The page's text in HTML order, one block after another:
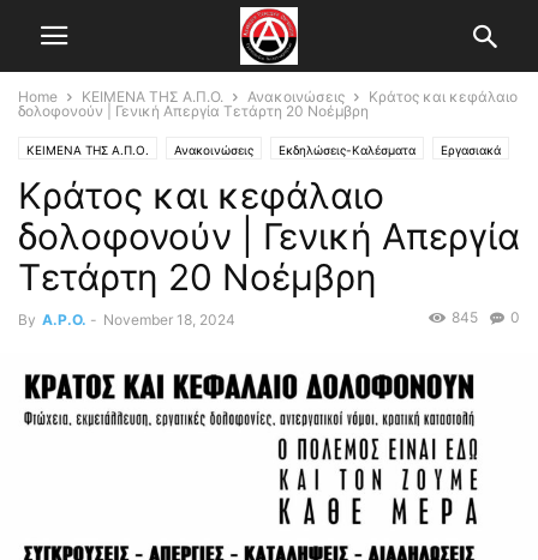
Home ΚΕΙΜΕΝΑ ΤΗΣ Α.Π.Ο. Ανακοινώσεις
Κράτος και κεφάλαιο
δολοφονούν | Γενική Απεργία Τετάρτη 20 Νοέμβρη
ΚΕΙΜΕΝΑ ΤΗΣ Α.Π.Ο. Ανακοινώσεις Εκδηλώσεις-Καλέσματα Εργασιακά
Κεντρικό Άρθρο
Κράτος και κεφάλαιο
δολοφονούν | Γενική Απεργία
Τετάρτη 20 Νοέμβρη
By A.P.O. - November 18, 2024 0
845